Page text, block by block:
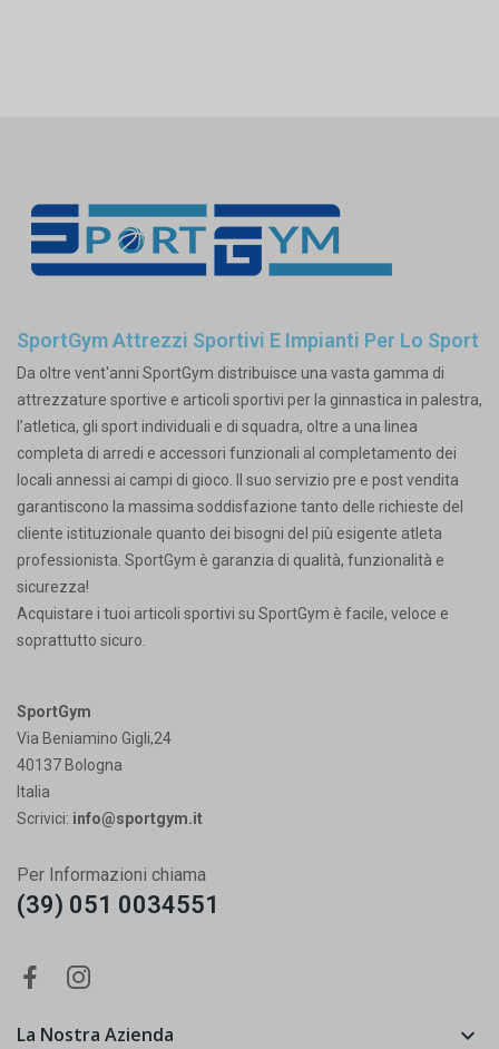
SportGym Attrezzi Sportivi E Impianti Per Lo Sport
Da oltre vent'anni SportGym distribuisce una vasta gamma di
attrezzature sportive e articoli sportivi per la ginnastica in palestra,
l’atletica, gli sport individuali e di squadra, oltre a una linea
completa di arredi e accessori funzionali al completamento dei
locali annessi ai campi di gioco. Il suo servizio pre e post vendita
garantiscono la massima soddisfazione tanto delle richieste del
cliente istituzionale quanto dei bisogni del più esigente atleta
professionista. SportGym è garanzia di qualità, funzionalità e
sicurezza!
Acquistare i tuoi articoli sportivi su SportGym è facile, veloce e
soprattutto sicuro.
SportGym
Via Beniamino Gigli,24
40137 Bologna
Italia
Scrivici: info@sportgym.it
Per Informazioni chiama
(39) 051 0034551
La Nostra Azienda 